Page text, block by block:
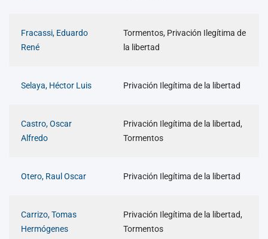
Fracassi, Eduardo
René
Tormentos, Privación Ilegítima de
la libertad
Selaya, Héctor Luis Privación Ilegítima de la libertad
Castro, Oscar
Alfredo
Privación Ilegítima de la libertad,
Tormentos
Otero, Raul Oscar Privación Ilegítima de la libertad
Carrizo, Tomas
Hermógenes
Privación Ilegítima de la libertad,
Tormentos